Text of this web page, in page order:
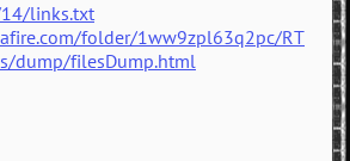
links.txt
folder/1ww9zpl63q2pc/RT
dump/filesDump.html